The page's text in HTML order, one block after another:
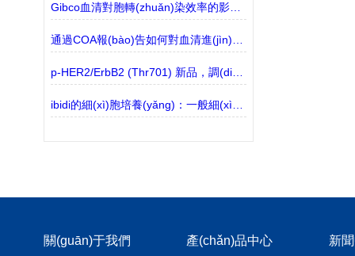
Gibco血清對胞轉(zhuǎn)染效率的影響解讀
p-HER2/ErbB2 (Thr701) 新品，調(diào)節(jié)Akt去磷酸化的關(guān)鍵靶點(diǎn)
關(guān)于我們 產(chǎn)品中心 新